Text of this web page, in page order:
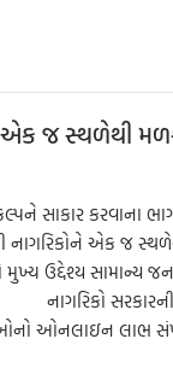
એક જ
કરવાના
નાગરિકોને એક જ
ઉદ્દેશ્ય સામાન્ય
સરકારની
ઓનલાઇન લાભ